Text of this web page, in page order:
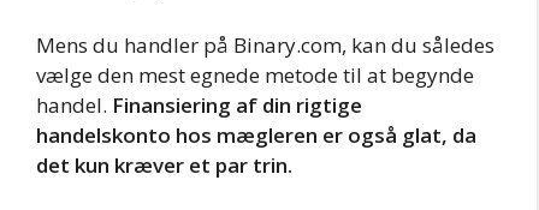
Mens du handler på Binary.com, kan du således
vælge den mest egnede metode til at begynde
handel. Finansiering af din rigtige
handelskonto hos mægleren er også glat, da
det kun kræver et par trin.